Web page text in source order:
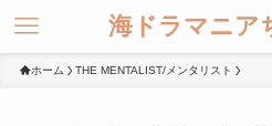
海ドラマニア
ホーム THE MENTALIST/メンタリスト